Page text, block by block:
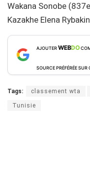
Wakana Sonobe
Kazakhe Elena
AJOUTERWEBDO
SOURCE PRÉFÉRÉE SUR
Tags: classement wta
Tunisie